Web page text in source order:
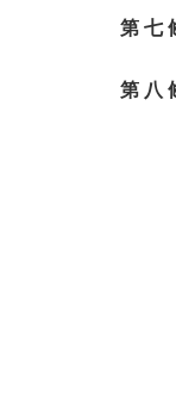
第 七
第 八